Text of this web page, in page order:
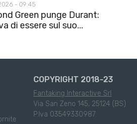
- 09:45
Green punge Durant:
di essere sul suo...
COPYRIGHT 2018-23
Fantaking Interactive Srl
Via San Zeno 145, 25124 (BS)
P.Iva 03549330987